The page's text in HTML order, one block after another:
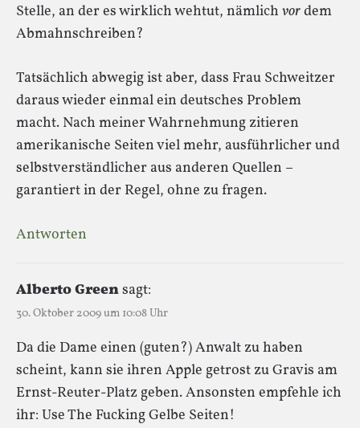
Stelle, an der es wirklich wehtut, nämlich vordem
Abmahnschreiben?
Tatsächlich abwegig ist aber, dass Frau Schweitzer
daraus wieder einmal ein deutsches Problem
macht. Nach meiner Wahrnehmung zitieren
amerikanische Seiten viel mehr, ausführlicher und
selbstverständlicher aus anderen Quellen –
garantiert in der Regel, ohne zu fragen.
Antworten
Alberto Greensagt:
30. Oktober 2009 um 10:08 Uhr
Da die Dame einen (guten?) Anwalt zu haben
scheint, kann sie ihren Apple getrost zu Gravis am
Ernst-Reuter-Platz geben. Ansonsten empfehle ich
ihr: Use The Fucking Gelbe Seiten!